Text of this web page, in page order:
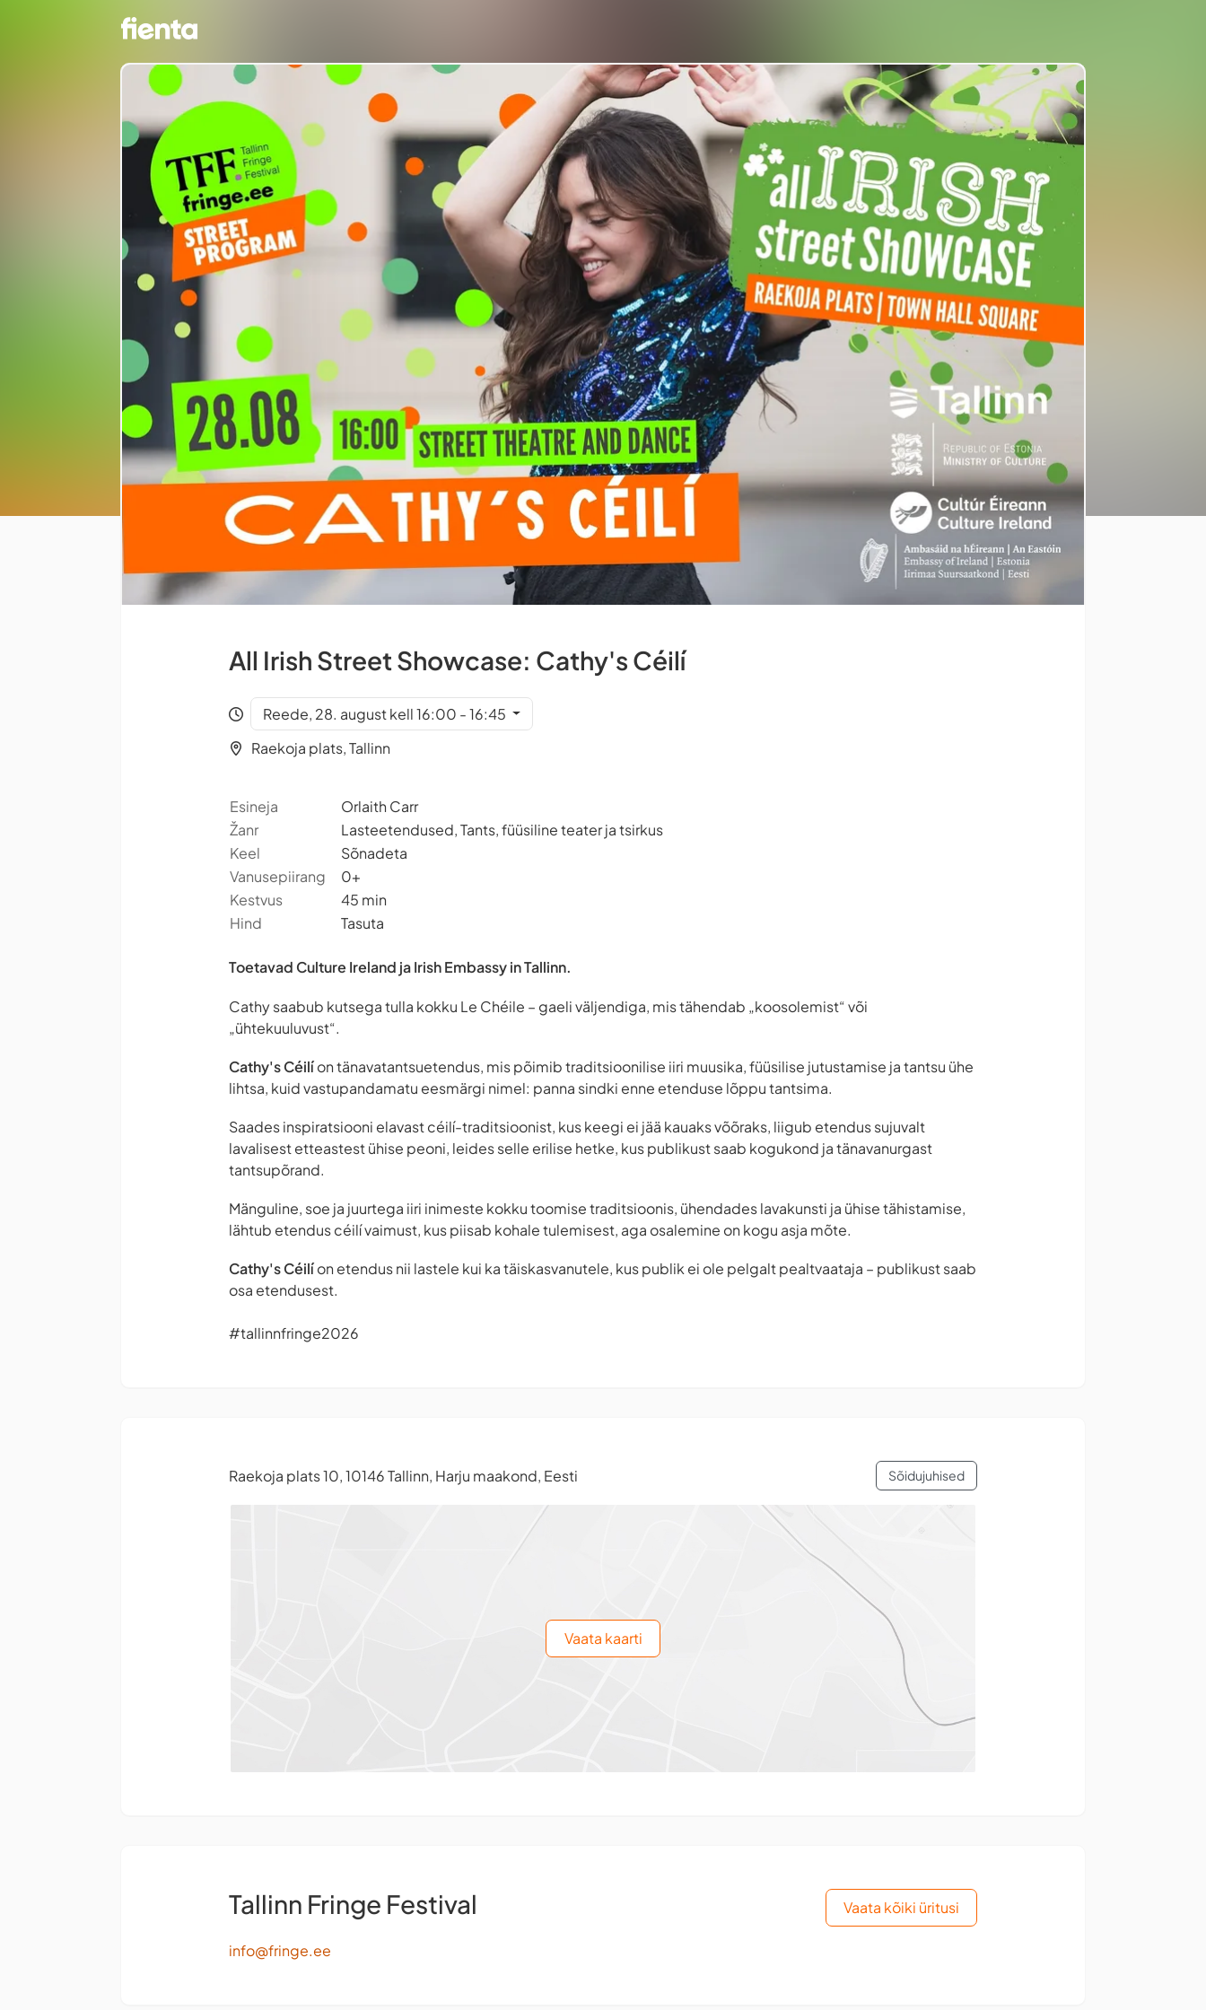
All Irish Street Showcase: Cathy's Céilí
Reede, 28. august kell 16:00 - 16:45
Raekoja plats, Tallinn
Esineja
Orlaith Carr
Žanr
Lasteetendused, Tants, füüsiline teater ja tsirkus
Keel
Sõnadeta
Vanusepiirang
0+
Kestvus
45 min
Hind
Tasuta
Toetavad Culture Ireland ja Irish Embassy in Tallinn.
Cathy saabub kutsega tulla kokku Le Chéile – gaeli väljendiga, mis tähendab „koosolemist“ või
„ühtekuuluvust“.
Cathy's Céilíon tänavatantsuetendus, mis põimib traditsioonilise iiri muusika, füüsilise jutustamise ja tantsu ühe
lihtsa, kuid vastupandamatu eesmärgi nimel: panna sindki enne etenduse lõppu tantsima.
Saades inspiratsiooni elavast céilí-traditsioonist, kus keegi ei jää kauaks võõraks, liigub etendus sujuvalt
lavalisest etteastest ühise peoni, leides selle erilise hetke, kus publikust saab kogukond ja tänavanurgast
tantsupõrand.
Mänguline, soe ja juurtega iiri inimeste kokku toomise traditsioonis, ühendades lavakunsti ja ühise tähistamise,
lähtub etendus céilí vaimust, kus piisab kohale tulemisest, aga osalemine on kogu asja mõte.
Cathy's Céilíon etendus nii lastele kui ka täiskasvanutele, kus publik ei ole pelgalt pealtvaataja – publikust saab
osa etendusest.
#tallinnfringe2026
Raekoja plats 10, 10146 Tallinn, Harju maakond, Eesti Sõidujuhised
Vaata kaarti
Tallinn Fringe Festival
info@fringe.ee
Vaata kõiki üritusi